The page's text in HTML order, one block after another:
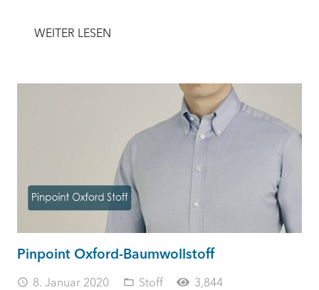
WEITER LESEN
Pinpoint Oxford-Baumwollstoff
access_time 8. Januar 2020 folder_open Stoff
3,844